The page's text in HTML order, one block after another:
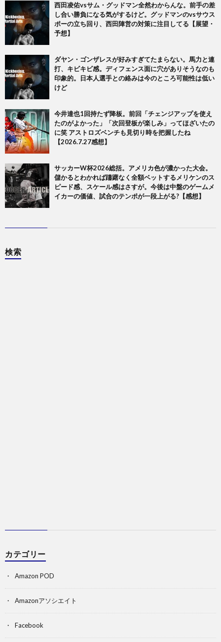
西田凌佑vsサム・グッドマン全然わからんな。前手の差
し合い勝負になる気がするけど。グッドマンのvsサウス
ポーの立ち回り、西田陣営の対策に注目してる【展望・
予想】
ダヤン・ゴンザレスが好みすぎてたまらない。馬力と連
打、キビキビ感。ディフェンス面に穴がありそうなのも
印象的。日本人選手との絡みは今のところ可能性は低い
けど
今井達也1回持たず降板。前回「チェンジアップを使え
たのがよかった」「次回登板が楽しみ」ってほざいたの
に笑 アストロズベンチも見切り時を把握したね
【2026.7.27感想】
サッカーW杯2026総括。アメリカ色が濃かった大会。
儲かるとわかれば躊躇なく全額ベットするメリケンのス
ピード感、スケール感はさすが。今後は中盤のゲームメ
イカーの価値、試合のテンポが一段上がる?【感想】
検索
カテゴリー
Amazon POD
Amazonアソシエイト
Facebook